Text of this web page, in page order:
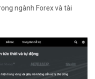
ngành Forex và tài